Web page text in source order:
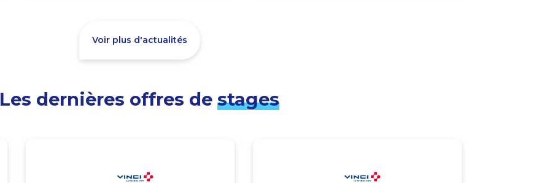
Voir plus d'actualités
Les dernières offres de stages